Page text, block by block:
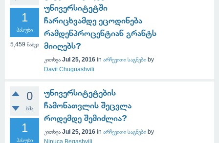
1
პასუხი
5,459 ნახვა
უნივერსიტეტში
ჩარიცხვამდე ეცოდინება
რამდენპროცენტიან გრანტს
მიიღებს?
კითხვა Jul 25, 2016 in არჩევითი საგნები by
Davit Chuguashvili
0
ხმა
1
პასუხი
უნივერსიტეტების
ჩამონათვლის შეცვლა
როდემდე შემიძლია?
კითხვა Jul 25, 2016 in არჩევითი საგნები by
Ninuca Begashvili